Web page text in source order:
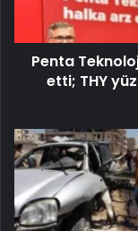
Penta
etti; THY